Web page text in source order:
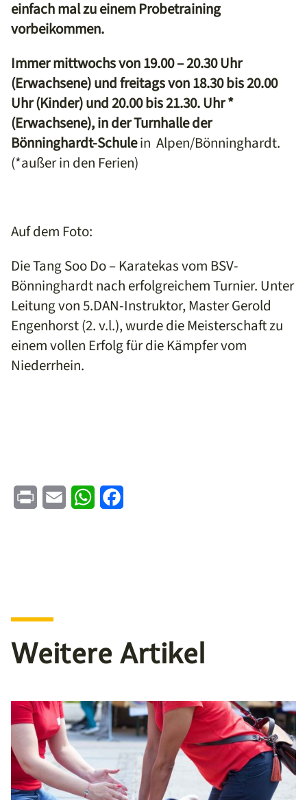
einfach mal zu einem Probetraining
vorbeikommen.
Immer mittwochs von 19.00 – 20.30 Uhr
(Erwachsene) und freitags von 18.30 bis 20.00
Uhr (Kinder) und 20.00 bis 21.30. Uhr *
(Erwachsene), in der Turnhalle der
Bönninghardt-Schulein Alpen/Bönninghardt.
(*außer in den Ferien)
Auf dem Foto:
Die Tang Soo Do – Karatekas vom BSV-
Bönninghardt nach erfolgreichem Turnier. Unter
Leitung von 5.DAN-Instruktor, Master Gerold
Engenhorst (2. v.l.), wurde die Meisterschaft zu
einem vollen Erfolg für die Kämpfer vom
Niederrhein.
Print Email WhatsApp
Weitere Artikel